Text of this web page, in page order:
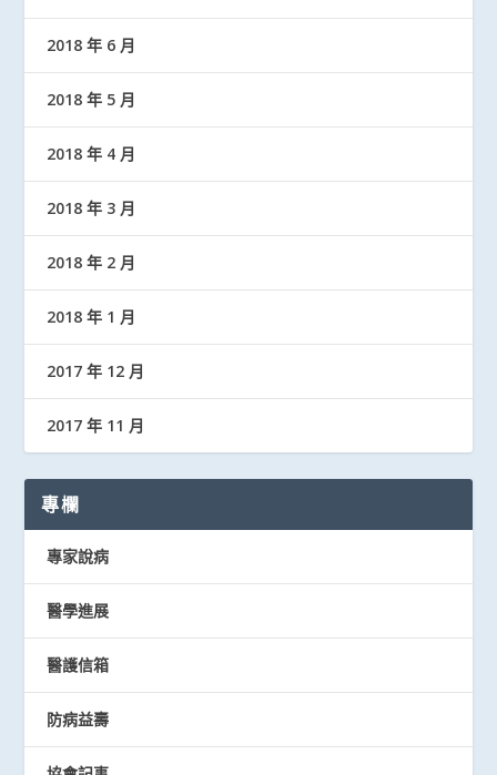
2018 年 6 月
2018 年 5 月
2018 年 4 月
2018 年 3 月
2018 年 2 月
2018 年 1 月
2017 年 12 月
2017 年 11 月
專欄
專家說病
醫學進展
醫護信箱
防病益壽